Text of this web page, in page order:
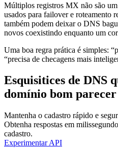
Múltiplos registros MX não são
usados para failover e roteamento
também podem deixar o DNS
novos coexistindo enquanto um
Uma boa regra prática é simples:
“precisa de checagens mais
Esquisitices de DNS
domínio bom
Mantenha o cadastro rápido e
Obtenha respostas em
cadastro.
Experimentar API